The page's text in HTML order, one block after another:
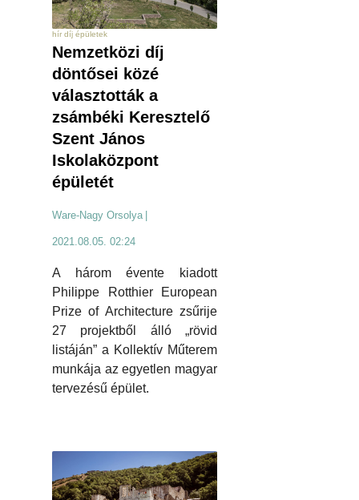
hír díj épületek
Nemzetközi díj
döntősei közé
választották a
zsámbéki Keresztelő
Szent János
Iskolaközpont
épületét
Ware-Nagy Orsolya |
2021.08.05. 02:24
A három évente kiadott
Philippe Rotthier European
Prize of Architecture zsűrije
27 projektből álló „rövid
listáján” a Kollektív Műterem
munkája az egyetlen magyar
tervezésű épület.